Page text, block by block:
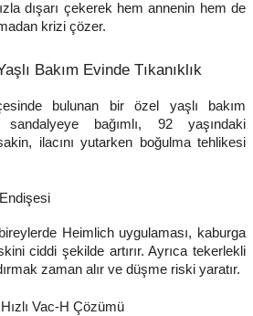
dışarı çekerek hem annenin hem de
krizi çözer.
Bakım Evinde Tıkanıklık
bulunan bir özel yaşlı bakım
bağımlı, 92 yaşındaki
ilacını yutarken boğulma tehlikesi
Heimlich uygulaması, kaburga
ciddi şekilde artırır. Ayrıca tekerlekli
zaman alır ve düşme riski yaratır.
Vac-H Çözümü